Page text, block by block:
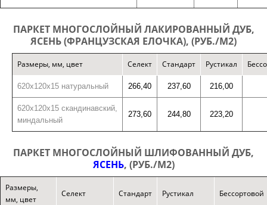
ПАРКЕТ МНОГОСЛОЙНЫЙ ЛАКИРОВАННЫЙ ДУБ,
ЯСЕНЬ (ФРАНЦУЗСКАЯ ЕЛОЧКА), (РУБ./М2)
Размеры, мм, цвет Селект Стандарт Рустикал
620х120х15 натуральный 266,40 237,60 216,00
620х120х15 скандинавский,
миндальный
273,60 244,80 223,20
ПАРКЕТ МНОГОСЛОЙНЫЙ ШЛИФОВАННЫЙ ДУБ,
ЯСЕНЬ, (РУБ./М2)
Размеры,
мм, цвет
Селект Стандарт Рустикал Бессортовой